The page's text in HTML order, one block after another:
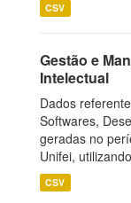
CSV
Gestão e
Intelectual
Dados
Softwares,
geradas no
Unifei,
CSV